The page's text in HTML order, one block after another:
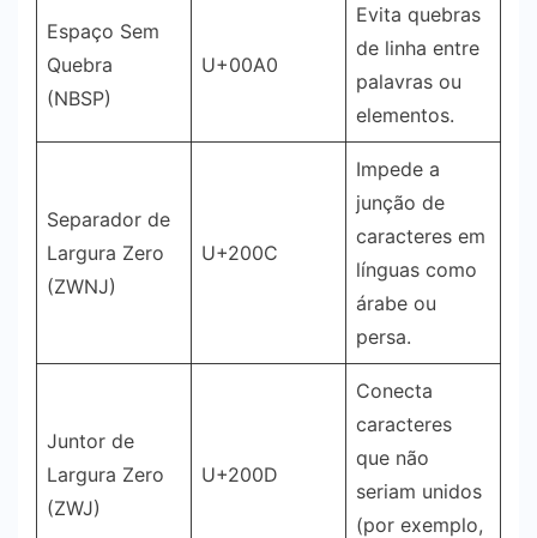
Espaço Sem
Quebra
(NBSP)
U+00A0
Evita quebras
de linha entre
palavras ou
elementos.
Separador de
Largura Zero
(ZWNJ)
U+200C
Impede a
junção de
caracteres em
línguas como
árabe ou
persa.
Juntor de
Largura Zero
(ZWJ)
U+200D
Conecta
caracteres
que não
seriam unidos
(por exemplo,